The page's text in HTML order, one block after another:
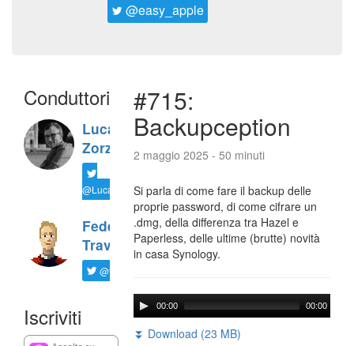
@easy_apple
Conduttori
Luca
Zorzi
@LucaTNT
Federico
Travaini
@ftrava
Iscriviti
#715:
Backupception
2 maggio 2025 - 50 minuti
Si parla di come fare il backup delle
proprie password, di come cifrare un
.dmg, della differenza tra Hazel e
Paperless, delle ultime (brutte) novità
in casa Synology.
00:00 00:00
⏬ Download (23 MB)